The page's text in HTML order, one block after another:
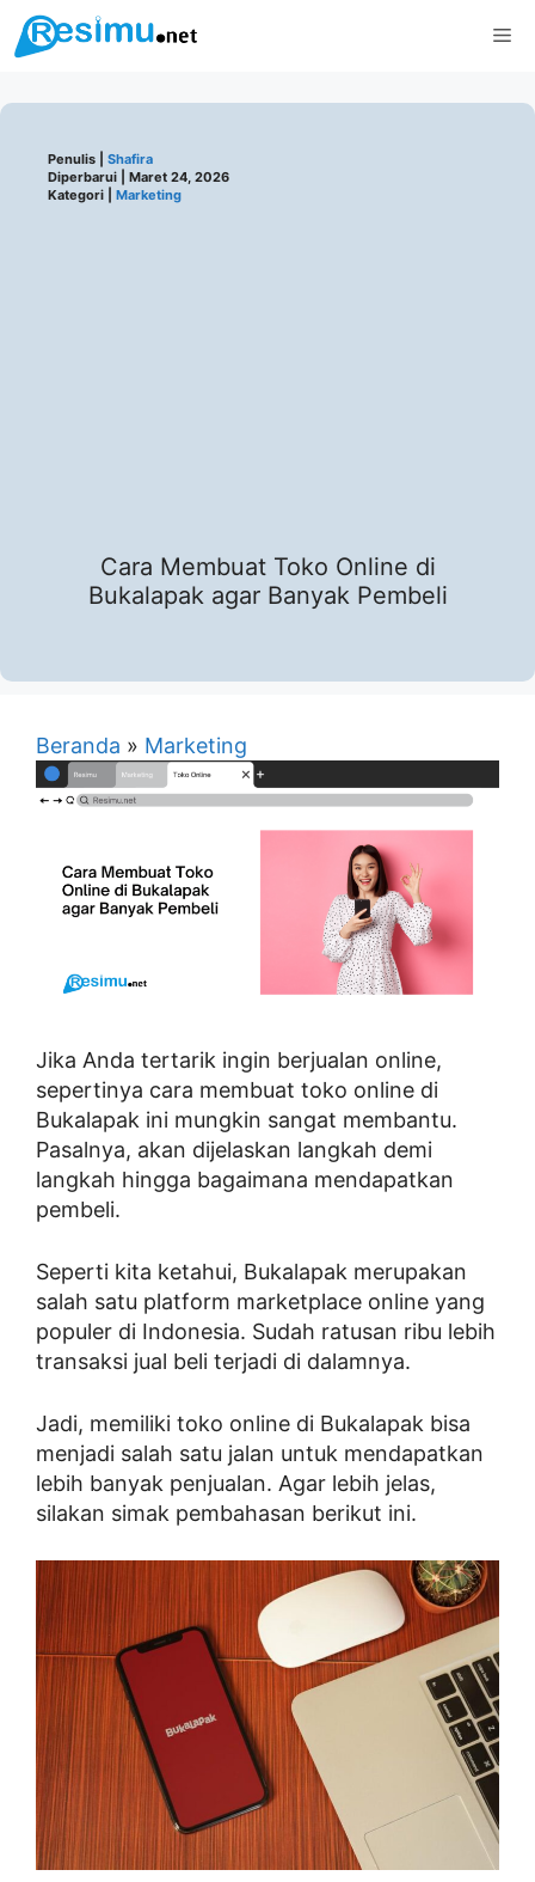
Langsung
ke
Penulis | Shafira
Diperbarui | Maret 24, 2026
Kategori | Marketing
Cara Membuat Toko Online di
Bukalapak agar Banyak Pembeli
Beranda » Marketing
Jika Anda tertarik ingin berjualan online,
sepertinya cara membuat toko online di
Bukalapak ini mungkin sangat membantu.
Pasalnya, akan dijelaskan langkah demi
langkah hingga bagaimana mendapatkan
pembeli.
Seperti kita ketahui, Bukalapak merupakan
salah satu platform marketplace online yang
populer di Indonesia. Sudah ratusan ribu lebih
transaksi jual beli terjadi di dalamnya.
Jadi, memiliki toko online di Bukalapak bisa
menjadi salah satu jalan untuk mendapatkan
lebih banyak penjualan. Agar lebih jelas,
silakan simak pembahasan berikut ini.